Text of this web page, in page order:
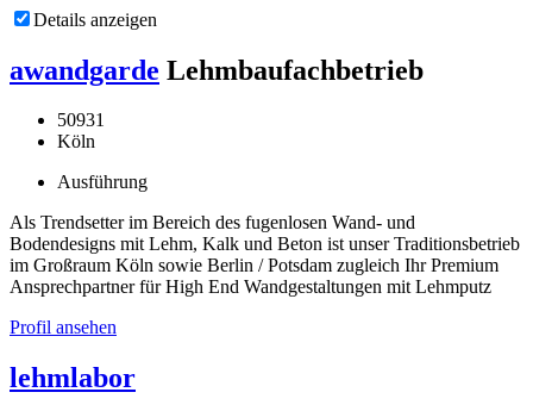
Details anzeigen
awandgarde Lehmbaufachbetrieb
50931
Köln
Ausführung
Als Trendsetter im Bereich des fugenlosen Wand- und
Bodendesigns mit Lehm, Kalk und Beton ist unser Traditionsbetrieb
im Großraum Köln sowie Berlin / Potsdam zugleich Ihr Premium
Ansprechpartner für High End Wandgestaltungen mit Lehmputz
Profil ansehen
lehmlabor